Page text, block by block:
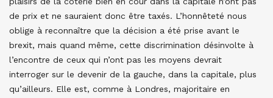
de prix et ne sauraient donc être taxés. L’honnêteté nous
oblige à reconnaître que la décision a été prise avant le
brexit, mais quand même, cette discrimination désinvolte à
l’encontre de ceux qui n’ont pas les moyens devrait
interroger sur le devenir de la gauche, dans la capitale, plus
qu’ailleurs. Elle est, comme à Londres, majoritaire en